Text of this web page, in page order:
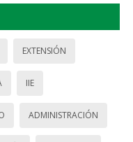
EXTENSIÓN
IIE
ADMINISTRACIÓN